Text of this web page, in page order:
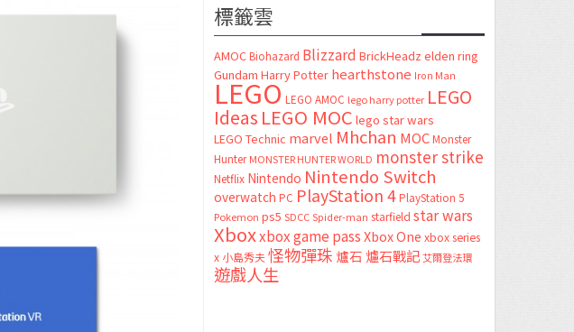
標籤雲
AMOC Biohazard Blizzard BrickHeadz elden ring
Gundam Harry Potter hearthstone Iron Man
LEGO LEGO AMOC lego harry potter LEGO
Ideas LEGO MOC lego star wars
LEGO Technic marvel Mhchan MOC Monster
Hunter MONSTER HUNTER WORLD monster strike
Netflix Nintendo Nintendo Switch
overwatch PC PlayStation 4 PlayStation 5
Pokemon ps5 SDCC Spider-man starfield star wars
Xboxxbox game passXbox One xbox series
x 小島秀夫怪物彈珠 爐石 爐石戰記艾爾登法環
遊戲人生